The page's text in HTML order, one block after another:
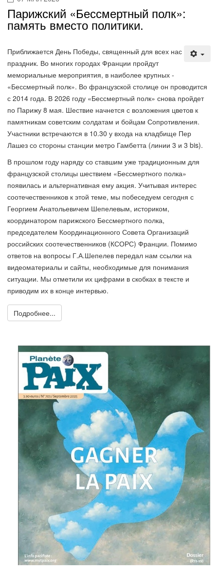
Парижский «Бессмертный полк»:
память вместо политики.
Приближается День Победы, священный для всех нас
праздник. Во многих городах Франции пройдут
мемориальные мероприятия, в наиболее крупных -
«Бессмертный полк». Во французской столице он проводится
с 2014 года. В 2026 году «Бессмертный полк» снова пройдет
по Парижу 8 мая. Шествие начнется с возложения цветов к
памятникам советским солдатам и бойцам Сопротивления.
Участники встречаются в 10.30 у входа на кладбище Пер
Лашез со стороны станции метро Гамбетта (линии 3 и 3 bis).
В прошлом году наряду со ставшим уже традиционным для
французской столицы шествием «Бессмертного полка»
появилась и альтернативная ему акция. Учитывая интерес
соотечественников к этой теме, мы побеседуем сегодня с
Георгием Анатольевичем Шепелевым, историком,
координатором парижского Бессмертного полка,
председателем Координационного Совета Организаций
российских соотечественников (КСОРС) Франции. Помимо
ответов на вопросы Г.А.Шепелев передал нам ссылки на
видеоматериалы и сайты, необходимые для понимания
ситуации. Мы отметили их цифрами в скобках в тексте и
приводим их в конце интервью.
Подробнее...